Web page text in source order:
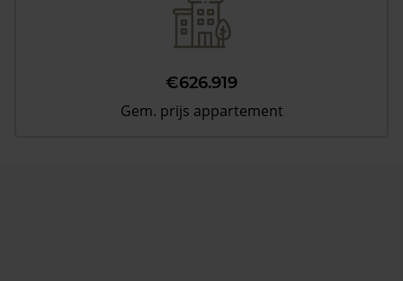
€626.919
Gem. prijs appartement